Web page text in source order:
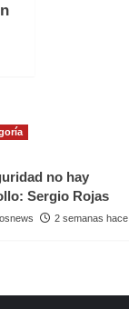
no hay
Sergio Rojas
2 semanas hace